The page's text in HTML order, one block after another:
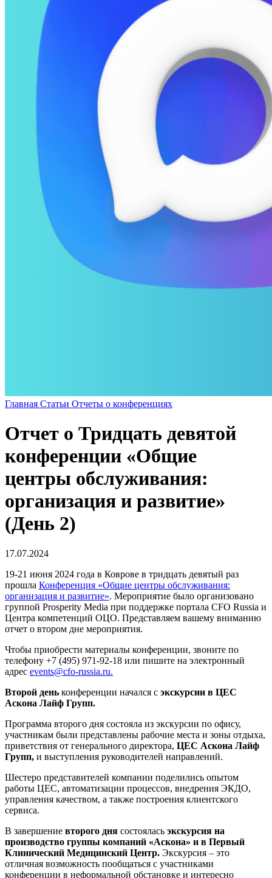
Главная Статьи Отчеты о конференциях
Отчет о Тридцать девятой
конференции «Общие
центры обслуживания:
организация и развитие»
(День 2)
17.07.2024
19-21 июня 2024 года в Коврове в тридцать девятый раз
прошла Конференция «Общие центры обслуживания:
организация и развитие». Мероприятие было организовано
группой Prosperity Media при поддержке портала CFO Russia и
Центра компетенций ОЦО. Представляем вашему вниманию
отчет о втором дне мероприятия.
Чтобы приобрести материалы конференции, звоните по
телефону +7 (495) 971-92-18 или пишите на электронный
адрес events@cfo-russia.ru.
Второй день конференции начался с экскурсии в ЦЕС
Аскона Лайф Групп.
Программа второго дня состояла из экскурсии по офису,
участникам были представлены рабочие места и зоны отдыха,
приветствия от генерального директора, ЦЕС Аскона Лайф
Групп, и выступления руководителей направлений.
Шестеро представителей компании поделились опытом
работы ЦЕС, автоматизации процессов, внедрения ЭКДО,
управления качеством, а также построения клиентского
сервиса.
В завершение второго дня состоялась экскурсия на
производство группы компаний «Аскона» и в Первый
Клинический Медицинский Центр. Экскурсия – это
отличная возможность пообщаться с участниками
конференции в неформальной обстановке и интересно